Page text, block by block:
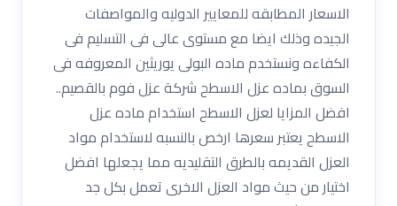
الاسعار المطابقه للمعايير الدوليه والمواصفات
الجيده وذلك ايضا مع مستوى عالى فى التسليم فى
الكفاءه ونستخدم ماده البولى يوريثين المعروفه فى
السوق بماده عزل الاسطح شركة عزل فوم بالقصيم..
افضل المزايا لعزل الاسطح استخدام ماده عزل
الاسطح يعتبر سعرها ارخص بالنسبه لاستخدام مواد
العزل القديمه بالطرق التقليديه مما يجعلها افضل
اختيار من حيث مواد العزل الاخرى تعمل بكل جد